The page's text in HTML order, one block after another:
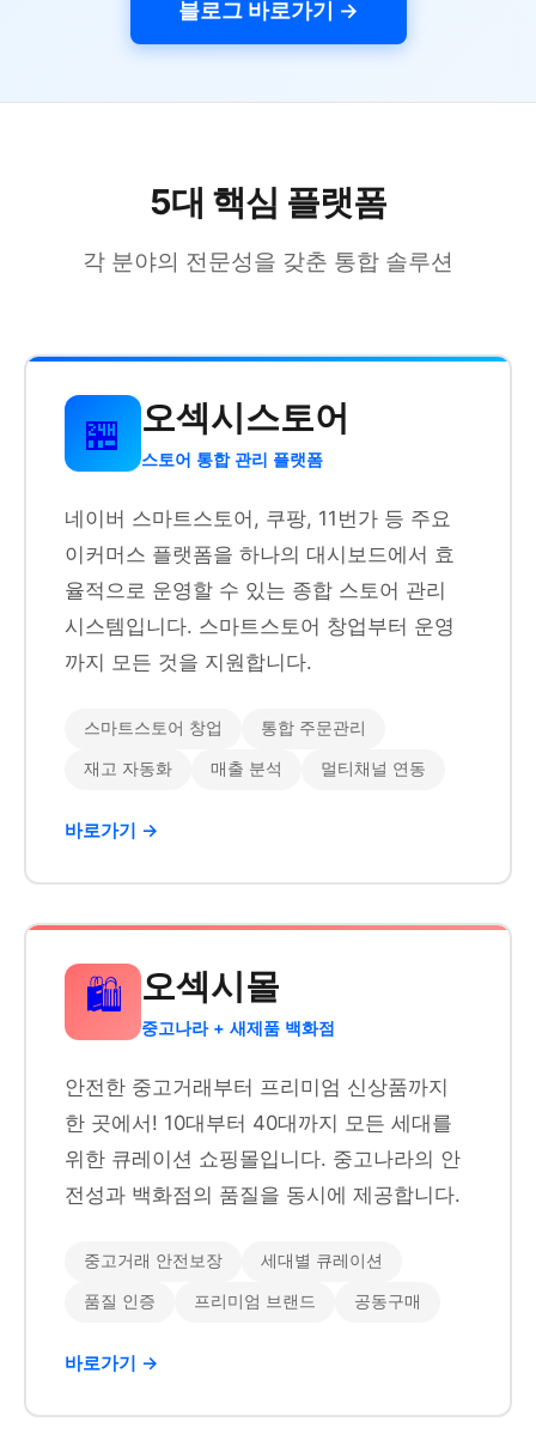
블로그 바로가기 →
5대 핵심 플랫폼
각 분야의 전문성을 갖춘 통합 솔루션
🏪 오섹시스토어
스토어 통합 관리 플랫폼
네이버 스마트스토어, 쿠팡, 11번가 등 주요
이커머스 플랫폼을 하나의 대시보드에서 효
율적으로 운영할 수 있는 종합 스토어 관리
시스템입니다. 스마트스토어 창업부터 운영
까지 모든 것을 지원합니다.
스마트스토어 창업 통합 주문관리
재고 자동화 매출 분석 멀티채널 연동
바로가기 →
🛍️ 오섹시몰
중고나라 + 새제품 백화점
안전한 중고거래부터 프리미엄 신상품까지
한 곳에서! 10대부터 40대까지 모든 세대를
위한 큐레이션 쇼핑몰입니다. 중고나라의 안
전성과 백화점의 품질을 동시에 제공합니다.
중고거래 안전보장 세대별 큐레이션
품질 인증 프리미엄 브랜드 공동구매
바로가기 →